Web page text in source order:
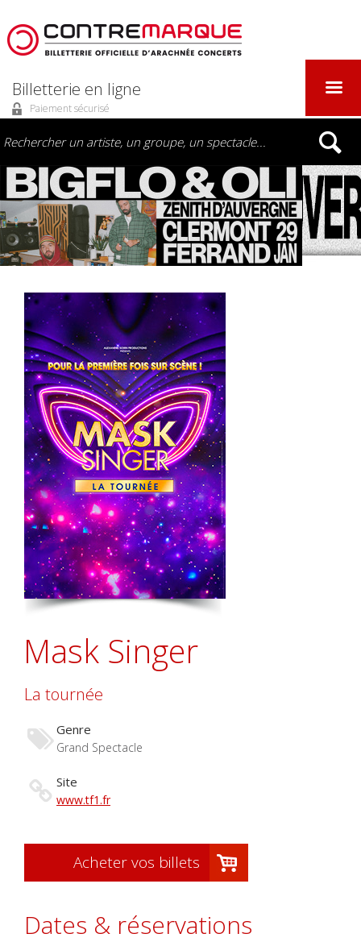
Billetterie en ligne
Paiement sécurisé
Mask Singer
La tournée
Genre
Grand Spectacle
Site
www.tf1.fr
Acheter vos billets
Dates & réservations